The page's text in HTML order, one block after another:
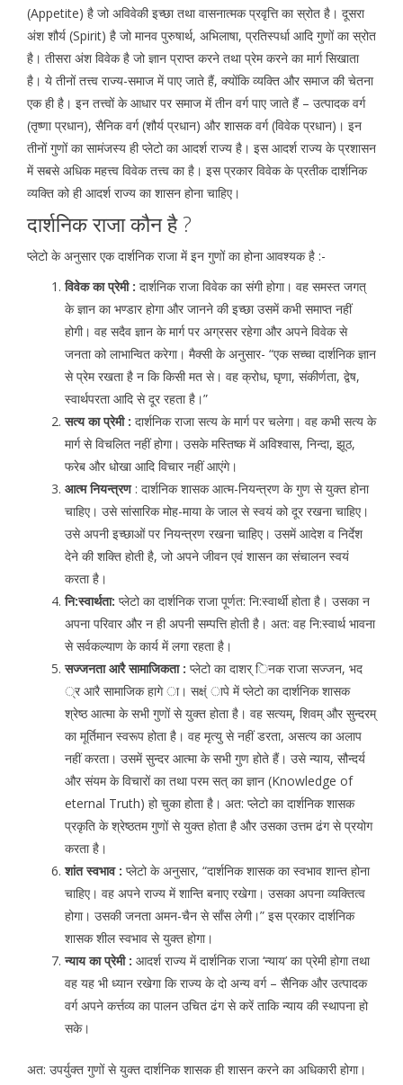
(Appetite) है जो अविवेकी इच्छा तथा वासनात्मक प्रवृत्ति का स्रोत है। दूसरा
अंश शौर्य (Spirit) है जो मानव पुरुषार्थ, अभिलाषा, प्रतिस्पर्धा आदि गुणों का स्रोत
है। तीसरा अंश विवेक है जो ज्ञान प्राप्त करने तथा प्रेम करने का मार्ग सिखाता
है। ये तीनों तत्त्व राज्य-समाज में पाए जाते हैं, क्योंकि व्यक्ति और समाज की चेतना
एक ही है। इन तत्त्वों के आधार पर समाज में तीन वर्ग पाए जाते हैं – उत्पादक वर्ग
(तृष्णा प्रधान), सैनिक वर्ग (शौर्य प्रधान) और शासक वर्ग (विवेक प्रधान)। इन
तीनों गुणों का सामंजस्य ही प्लेटो का आदर्श राज्य है। इस आदर्श राज्य के प्रशासन
में सबसे अधिक महत्त्व विवेक तत्त्व का है। इस प्रकार विवेक के प्रतीक दार्शनिक
व्यक्ति को ही आदर्श राज्य का शासन होना चाहिए।
दार्शनिक राजा कौन है ?
प्लेटो के अनुसार एक दार्शनिक राजा में इन गुणों का होना आवश्यक है :-
विवेक का प्रेमी : दार्शनिक राजा विवेक का संगी होगा। वह समस्त जगत्
के ज्ञान का भण्डार होगा और जानने की इच्छा उसमें कभी समाप्त नहीं
होगी। वह सदैव ज्ञान के मार्ग पर अग्रसर रहेगा और अपने विवेक से
जनता को लाभान्वित करेगा। मैक्सी के अनुसार- “एक सच्चा दार्शनिक ज्ञान
से प्रेम रखता है न कि किसी मत से। वह क्रोध, घृणा, संकीर्णता, द्वेष,
स्वार्थपरता आदि से दूर रहता है।”
सत्य का प्रेमी : दार्शनिक राजा सत्य के मार्ग पर चलेगा। वह कभी सत्य के
मार्ग से विचलित नहीं होगा। उसके मस्तिष्क में अविश्वास, निन्दा, झूठ,
फरेब और धोखा आदि विचार नहीं आएंगे।
आत्म नियन्त्रण : दार्शनिक शासक आत्म-नियन्त्रण के गुण से युक्त होना
चाहिए। उसे सांसारिक मोह-माया के जाल से स्वयं को दूर रखना चाहिए।
उसे अपनी इच्छाओं पर नियन्त्रण रखना चाहिए। उसमें आदेश व निर्देश
देने की शक्ति होती है, जो अपने जीवन एवं शासन का संचालन स्वयं
करता है।
नि:स्वार्थता: प्लेटो का दार्शनिक राजा पूर्णत: नि:स्वार्थी होता है। उसका न
अपना परिवार और न ही अपनी सम्पत्ति होती है। अत: वह नि:स्वार्थ भावना
से सर्वकल्याण के कार्य में लगा रहता है।
सज्जनता आरै सामाजिकता : प्लेटो का दाशर् िनक राजा सज्जन, भद
्र आरै सामाजिक हागे ा। सक्ष्ं ापे में प्लेटो का दार्शनिक शासक
श्रेष्ठ आत्मा के सभी गुणों से युक्त होता है। वह सत्यम्, शिवम् और सुन्दरम्
का मूर्तिमान स्वरूप होता है। वह मृत्यु से नहीं डरता, असत्य का अलाप
नहीं करता। उसमें सुन्दर आत्मा के सभी गुण होते हैं। उसे न्याय, सौन्दर्य
और संयम के विचारों का तथा परम सत् का ज्ञान (Knowledge of
eternal Truth) हो चुका होता है। अत: प्लेटो का दार्शनिक शासक
प्रकृति के श्रेष्ठतम गुणों से युक्त होता है और उसका उत्तम ढंग से प्रयोग
करता है।
शांत स्वभाव : प्लेटो के अनुसार, “दार्शनिक शासक का स्वभाव शान्त होना
चाहिए। वह अपने राज्य में शान्ति बनाए रखेगा। उसका अपना व्यक्तित्व
होगा। उसकी जनता अमन-चैन से साँस लेगी।” इस प्रकार दार्शनिक
शासक शील स्वभाव से युक्त होगा।
न्याय का प्रेमी : आदर्श राज्य में दार्शनिक राजा ‘न्याय’ का प्रेमी होगा तथा
वह यह भी ध्यान रखेगा कि राज्य के दो अन्य वर्ग – सैनिक और उत्पादक
वर्ग अपने कर्त्तव्य का पालन उचित ढंग से करें ताकि न्याय की स्थापना हो
सके।
अत: उपर्युक्त गुणों से युक्त दार्शनिक शासक ही शासन करने का अधिकारी होगा।